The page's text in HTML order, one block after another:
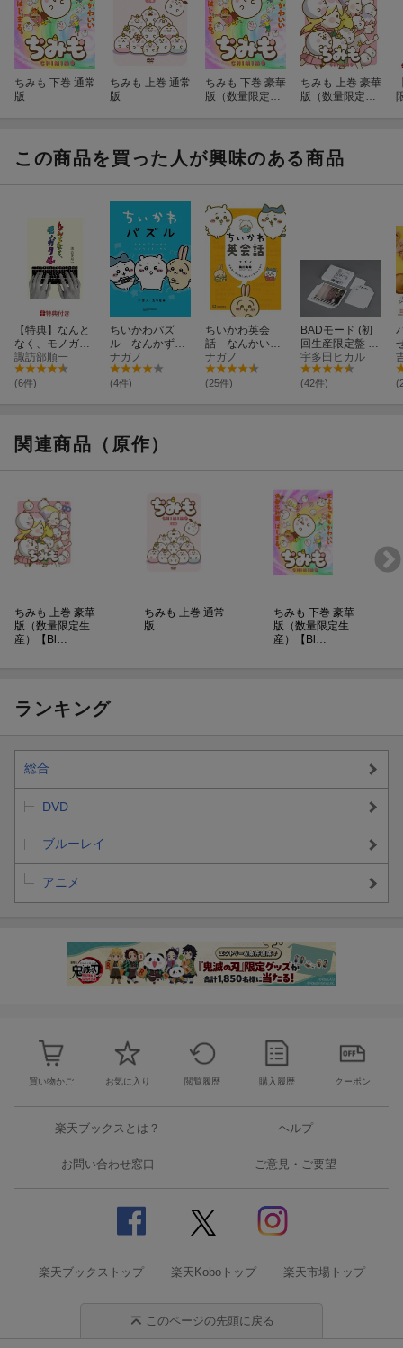
ちみも 下巻 通常
版
ちみも 上巻 通常
版
ちみも 下巻 豪華
版（数量限定生
ちみも 上巻 豪華
版（数量限定生
この商品を買った人が興味のある商品
【特典】なんと
なく、モノガタ
ル(諏訪部順一書
き下ろし「しあ
わせの赤いしお
諏訪部順一
(6件)
ちいかわパズ
ル なんかずる
いけどスッキリ
するやつ
ナガノ
(4件)
ちいかわ英会
話 なんかいつ
の間にかしゃべ
れちゃうやつ
ナガノ
(25件)
BADモード (初
回生産限定盤 C
D＋DVD＋Blu-r
ay)
宇多田ヒカル
(42件)
関連商品（原作）
ちみも 上巻 豪華
版（数量限定生
産）【Bl…
ちみも 上巻 通常
版
ちみも 下巻 豪華
版（数量限定生
産）【Bl…
ランキング
総合
DVD
ブルーレイ
アニメ
買い物かご お気に入り 閲覧履歴 購入履歴 クーポン
楽天ブックスとは？ ヘルプ
お問い合わせ窓口 ご意見・ご要望
楽天ブックストップ 楽天Koboトップ 楽天市場トップ
このページの先頭に戻る